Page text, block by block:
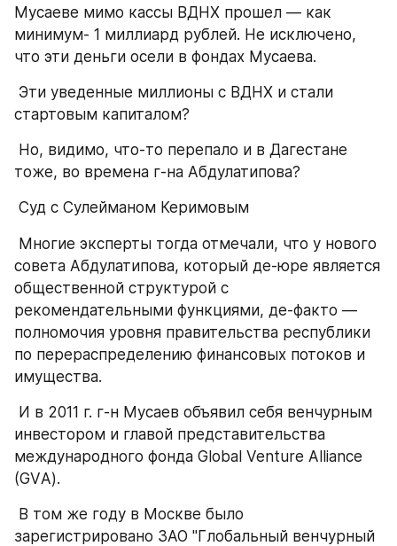
Мусаеве мимо кассы ВДНХ прошел — как
минимум- 1 миллиард рублей. Не исключено,
что эти деньги осели в фондах Мусаева.
стартовым капиталом?
тоже, во времена г-на Абдулатипова?
Суд с Сулейманом Керимовым
совета Абдулатипова, который де-юре является
общественной структурой с
рекомендательными функциями, де-факто —
полномочия уровня правительства республики
по перераспределению финансовых потоков и
имущества.
инвестором и главой представительства
международного фонда Global Venture Alliance
(GVА).
зарегистрировано ЗАО "Глобальный венчурный